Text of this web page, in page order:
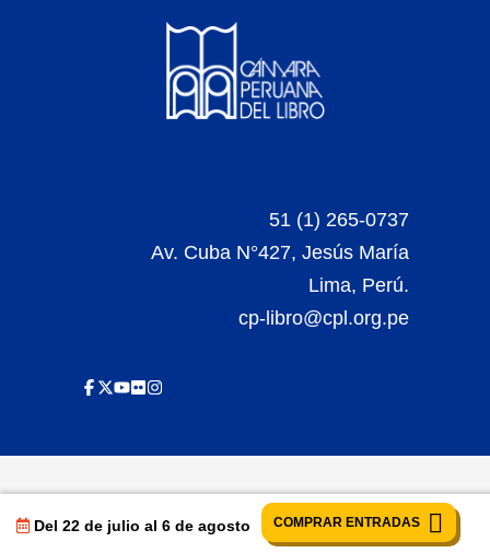
Del 22 de julio al 6 de agosto COMPRAR ENTRADAS
51 (1) 265-0737
Av. Cuba N°427, Jesús María
Lima, Perú.
cp-libro@cpl.org.pe